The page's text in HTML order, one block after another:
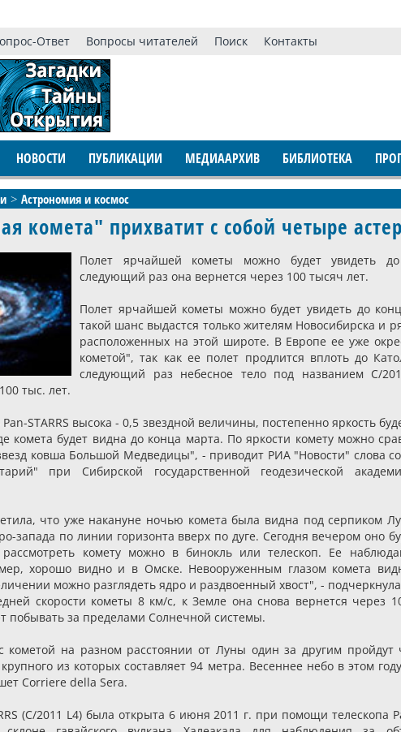
Ответ Вопросы читателей Поиск Контакты
НОВОСТИ ПУБЛИКАЦИИ МЕДИААРХИВ БИБЛИОТЕКА
Астрономия и космос
комета" прихватит с собой четыре
Полет ярчайшей кометы можно будет увидеть
следующий раз она вернется через 100 тысяч лет.
Полет ярчайшей кометы можно будет увидеть до
такой шанс выдастся только жителям Новосибирска и
расположенных на этой широте. В Европе ее уже
кометой", так как ее полет продлится вплоть до
следующий раз небесное тело под названием C/
тыс. лет.
STARRS высока - 0,5 звездной величины, постепенно яркость
комета будет видна до конца марта. По яркости комету можно
ковша Большой Медведицы", - приводит РИА "Новости" слова
при Сибирской государственной геодезической
что уже накануне ночью комета была видна под серпиком
запада по линии горизонта вверх по дуге. Сегодня вечером оно
комету можно в бинокль или телескоп. Ее
хорошо видно и в Омске. Невооруженным глазом комета
можно разглядеть ядро и раздвоенный хвост", -
скорости кометы 8 км/с, к Земле она снова вернется через
побывать за пределами Солнечной системы.
кометой на разном расстоянии от Луны один за другим пройдут
из которых составляет 94 метра. Весеннее небо в этом
Corriere della Sera.
(C/2011 L4) была открыта 6 июня 2011 г. при помощи телескопа